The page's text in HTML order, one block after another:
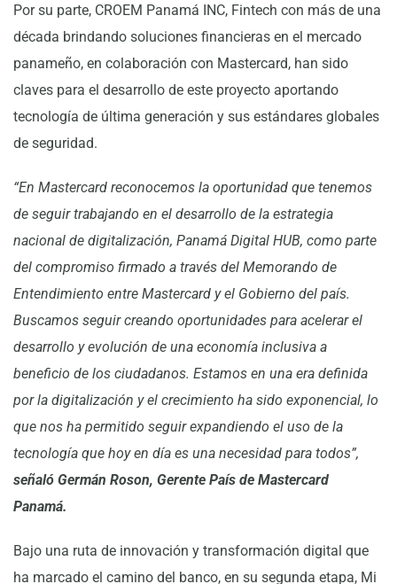
Por su parte, CROEM Panamá INC, Fintech con más de una
década brindando soluciones financieras en el mercado
panameño, en colaboración con Mastercard, han sido
claves para el desarrollo de este proyecto aportando
tecnología de última generación y sus estándares globales
de seguridad.
“En Mastercard reconocemos la oportunidad que tenemos
de seguir trabajando en el desarrollo de la estrategia
nacional de digitalización, Panamá Digital HUB, como parte
del compromiso firmado a través del Memorando de
Entendimiento entre Mastercard y el Gobierno del país.
Buscamos seguir creando oportunidades para acelerar el
desarrollo y evolución de una economía inclusiva a
beneficio de los ciudadanos. Estamos en una era definida
por la digitalización y el crecimiento ha sido exponencial, lo
que nos ha permitido seguir expandiendo el uso de la
tecnología que hoy en día es una necesidad para todos”,
señaló Germán Roson, Gerente País de Mastercard
Panamá.
Bajo una ruta de innovación y transformación digital que
ha marcado el camino del banco, en su segunda etapa, Mi